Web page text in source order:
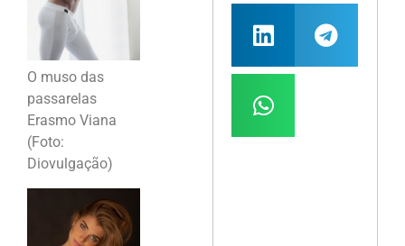
O muso das
passarelas
Erasmo Viana
(Foto:
Diovulgação)